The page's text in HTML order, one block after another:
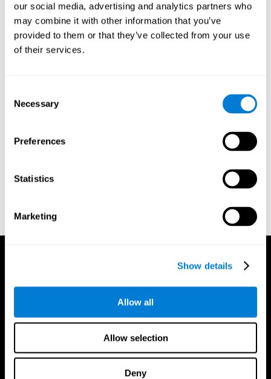
our social media, advertising and analytics partners who
may combine it with other information that you’ve
provided to them or that they’ve collected from your use
of their services.
Selection
Necessary
Preferences
Statistics
Marketing
Show details
Allow all
Allow selection
Deny
المراجع
Gordon B, Caramazza A. Lexical decision for open- and closed-
Epstein, Johnson, Varia, Conners (2001). Neuropsychological
assessment of response inhibition in adults with ADHD. Journal
71.
Conners, C. K. (1989). Manual for Conners’ rating scales. North
Dinges, D. I, & Powell, J. W. (1985). Microcomputer analysis of
operations. Behavior Research Methods, Instrumentation, and
Computers, 17, 652–655